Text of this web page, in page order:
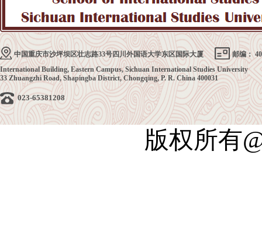
中国重庆市沙坪坝区壮志路33号四川外国语大学东区国际大厦
邮编：
International Building, Eastern Campus, Sichuan International Studies University
33 Zhuangzhi Road, Shapingba District, Chongqing, P. R. China 400031
023-65381208
版权所有